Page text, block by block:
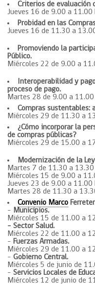
Criterios de evaluación
Jueves 16 de 9.00 a 11.00
Probidad en las
Jueves 16 de 11.30 a
Promoviendo la
Público.
Miércoles 22 de 9.00 a
Interoperabilidad y
proceso de pago.
Martes 28 de 9.00 a
Compras sustentables:
Miércoles 29 de 11.30 a
¿Cómo incorporar la
de compras públicas?​
Miércoles 29 de 15.00 a
Modernización de la
Martes 7 de 11.30 a
Miércoles 15 de 9.00 a
Jueves 23 de 9.00 a 11.00
Martes 28 de 11.30 a
Convenio Marco
– Municipios.
Miércoles 15 de 11.00 a
– Sector Salud.
Miércoles 22 de 11.00 a
– Fuerzas Armadas.
Miércoles 29 de 11.00 a
– Gobierno Central.
Miércoles 5 de junio de
– Servicios Locales de
Miércoles 12 de junio de